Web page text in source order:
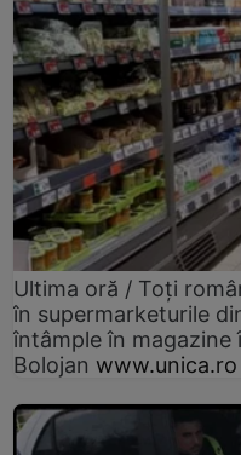
Ultima oră / Toți
în supermarketurile
întâmple în magazine
Bolojan www.unica.ro